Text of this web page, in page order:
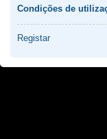
Condições de
Registar